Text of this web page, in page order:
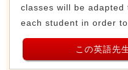
classes will be
each student in order to
この英語先